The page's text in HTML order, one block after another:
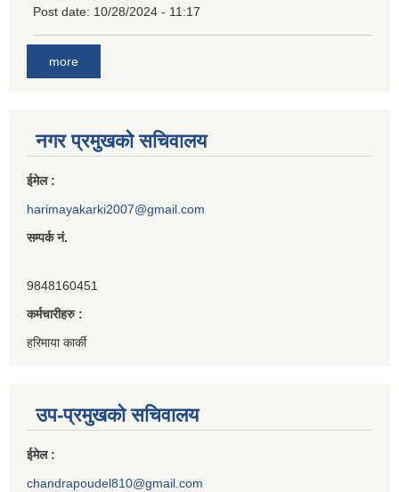
Post date: 10/28/2024 - 11:17
more
नगर प्रमुखको सचिवालय
ईमेल :
harimayakarki2007@gmail.com
सम्पर्क नं.
9848160451
कर्मचारीहरु :
हरिमाया कार्की
उप-प्रमुखको सचिवालय
ईमेल :
chandrapoudel810@gmail.com